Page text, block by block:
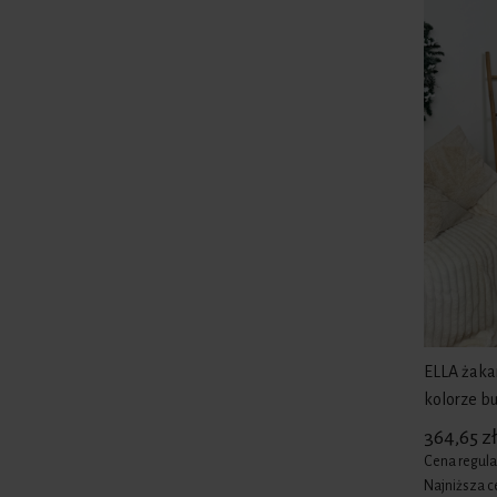
ELLA
kolorze
364,65 zł
Cena
Najniższa